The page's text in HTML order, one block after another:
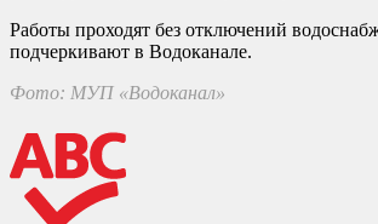
Работы проходят без отключений
подчеркивают в Водоканале.
Фото: МУП «Водоканал»